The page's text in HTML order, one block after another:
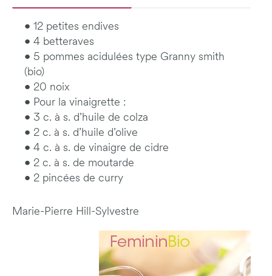
• 12 petites endives
• 4 betteraves
• 5 pommes acidulées type Granny smith
(bio)
• 20 noix
• Pour la vinaigrette :
• 3 c. à s. d’huile de colza
• 2 c. à s. d’huile d’olive
• 4 c. à s. de vinaigre de cidre
• 2 c. à s. de moutarde
• 2 pincées de curry
Marie-Pierre Hill-Sylvestre